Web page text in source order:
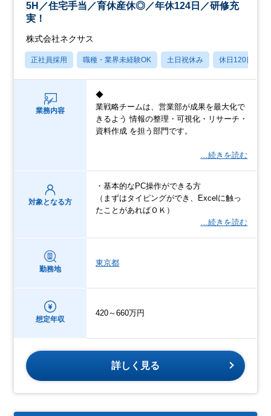
5H／住宅手当／育休産休◎／年休124日／研修充
実！
株式会社ネクサス
正社員採用 職種・業界未経験OK 土日祝休み 休日120日以上
業務内容
◆
業戦略チームは、営業部が成果を最大化で
きるよう 情報の整理・可視化・リサーチ・
資料作成 を担う部門です。
…続きを読む
対象となる方
・基本的なPC操作ができる方
（まずはタイピングができ、Excelに触っ
たことがあればＯＫ）
…続きを読む
勤務地
東京都
想定年収
420～660万円
詳しく見る